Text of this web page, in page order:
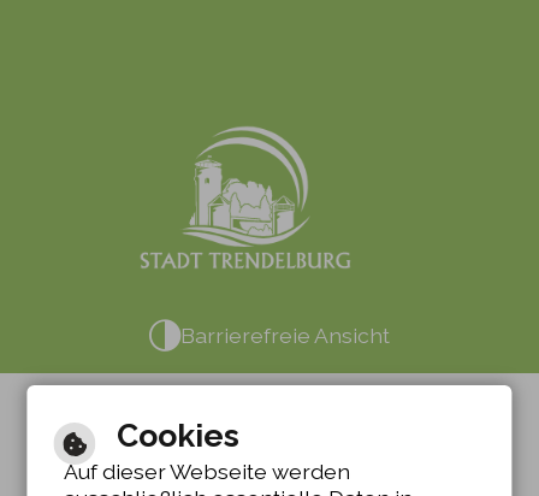
Barrierefreie Ansicht
Cookies
Auf dieser Webseite werden